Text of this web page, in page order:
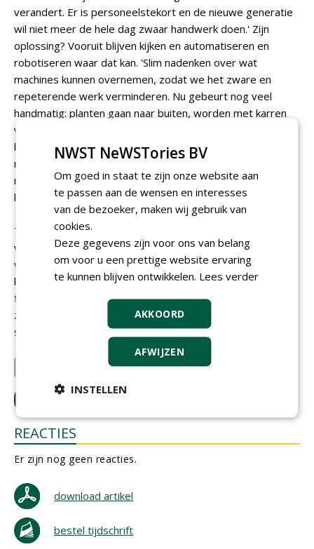
verandert. Er is personeelstekort en de nieuwe generatie
wil niet meer de hele dag zwaar handwerk doen.' Zijn
oplossing? Vooruit blijven kijken en automatiseren en
robotiseren waar dat kan. 'Slim nadenken over wat
machines kunnen overnemen, zodat we het zware en
repeterende werk verminderen. Nu gebeurt nog veel
handmatig: planten gaan naar buiten, worden met karren
verreden, groeien en moeten daarna weer terug naar
binnen. Dat tillen en verplaatsen moet anders. We werken
met heel veel verschillende soorten en maten planten. Dat
maakt automatisch oppakken, verplaatsen en etiketteren
lastig.'
Toch zet Griffioen stappen. 'In januari ga ik met studenten
van de TU Delft kijken naar wat we nú al kunnen
verbeteren. Hoe ziet onze logistiek eruit? Waar zitten de
knelpunten? En hoe krijgen we in de piekperiode, van
februari tot mei, alles netjes en veilig het bedrijf uit,
zonder dat mensen lichamelijk overbelast raken? Elk jaar
steevast stappen zetten, want je moet ergens beginnen!'
Griffioen Wassenaar B.V. DCM Nederland bv
LOGIN
REACTIES
Er zijn nog geen reacties.
download artikel
bestel tijdschrift
NWST NeWSTories BV
Om goed in staat te zijn onze website aan
te passen aan de wensen en interesses
van de bezoeker, maken wij gebruik van
cookies.
Deze gegevens zijn voor ons van belang
om voor u een prettige website ervaring
te kunnen blijven ontwikkelen. Lees verder
AKKOORD
AFWIJZEN
INSTELLEN